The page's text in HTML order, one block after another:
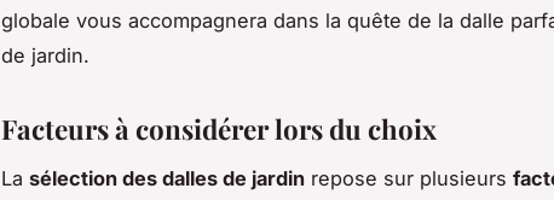
globale vous accompagnera dans la quête de la dalle
de jardin.
Facteurs à considérer lors du choix
La sélection des dalles de jardin repose sur plusieurs